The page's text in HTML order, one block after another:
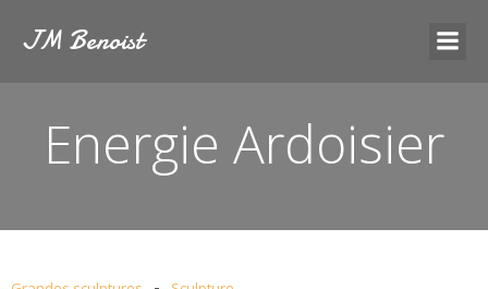
JM Benoist
Energie Ardoisier